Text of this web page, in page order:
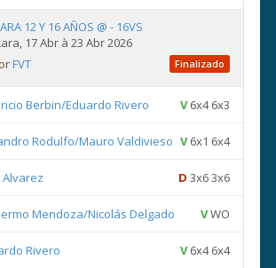
12 Y 16 AÑOS @ - 16VS
17 Abr à 23 Abr 2026
FVT Finalizado
Berbin/Eduardo Rivero V6x4 6x3
Rodulfo/Mauro Valdivieso V6x1 6x4
Alvarez D 3x6 3x6
Mendoza/Nicolás Delgado VWO
Rivero V6x4 6x4